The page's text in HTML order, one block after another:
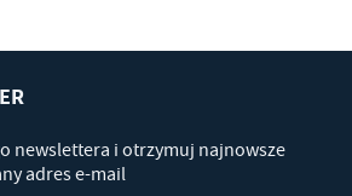
newslettera i otrzymuj najnowsze
adres e-mail